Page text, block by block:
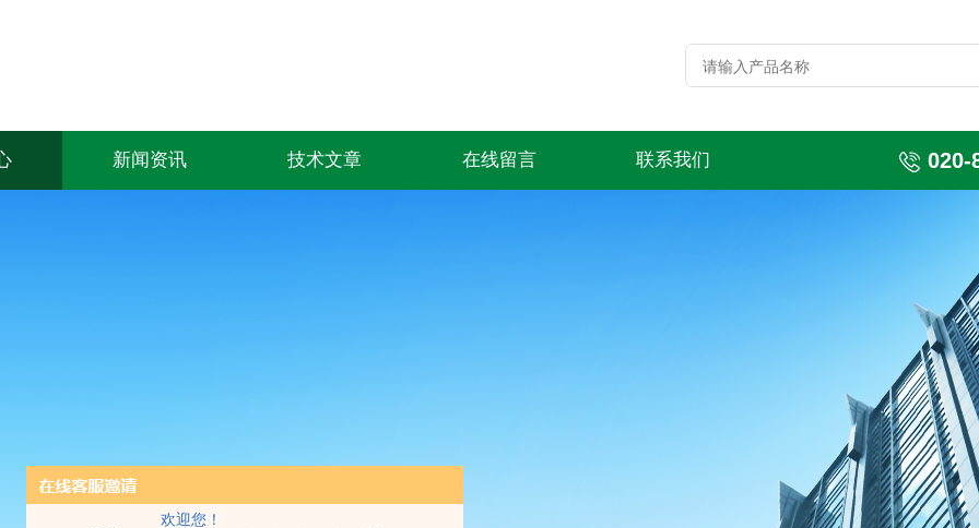
欢迎您！
新闻资讯 技术文章 在线留言 联系我们 020-